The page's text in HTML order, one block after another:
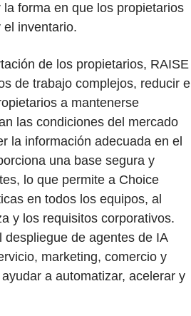
forma en que los propietarios
inventario.
de los propietarios, RAISE
de trabajo complejos, reducir el
a mantenerse
las condiciones del mercado
la información adecuada en el
una base segura y
lo que permite a Choice
en todos los equipos, al
y los requisitos corporativos.
de agentes de IA
marketing, comercio y
a automatizar, acelerar y